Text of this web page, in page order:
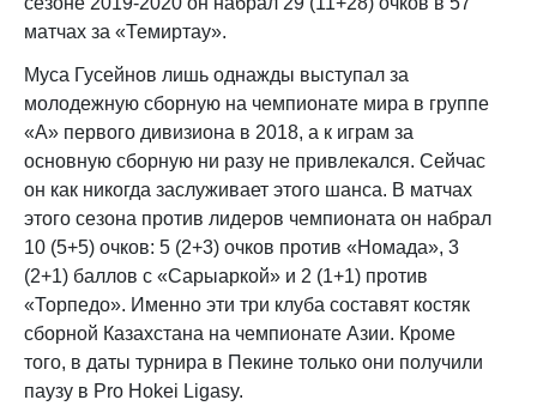
матчах за «Темиртау».
Муса Гусейнов лишь однажды выступал за
молодежную сборную на чемпионате мира в группе
«А» первого дивизиона в 2018, а к играм за
основную сборную ни разу не привлекался. Сейчас
он как никогда заслуживает этого шанса. В матчах
этого сезона против лидеров чемпионата он набрал
10 (5+5) очков: 5 (2+3) очков против «Номада», 3
(2+1) баллов с «Сарыаркой» и 2 (1+1) против
«Торпедо». Именно эти три клуба составят костяк
сборной Казахстана на чемпионате Азии. Кроме
того, в даты турнира в Пекине только они получили
паузу в Pro Hokei Ligasy.